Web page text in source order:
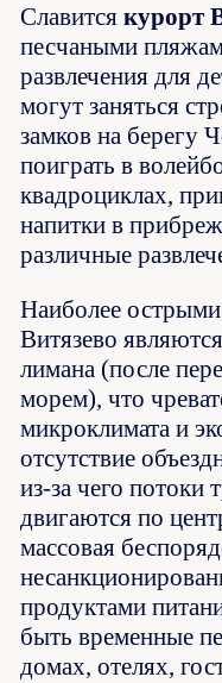
Славитсякурорт
песчаными
развлечения для
могут заняться
замков на берегу
поиграть в
квадроциклах,
напитки в
различные
Наиболее
Витязево
лимана (после
морем), что
микроклимата и
отсутствие
из-за чего потоки
двигаются по
массовая
продуктами
быть временные
домах, отелях,